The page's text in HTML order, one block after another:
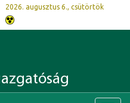
2026. augusztus 6., csütörtök